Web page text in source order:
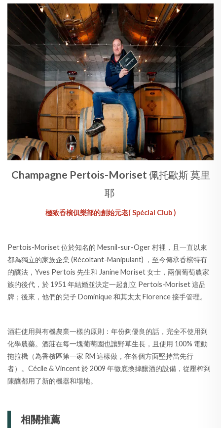
Champagne Pertois-Moriset 佩托歐斯 莫里
耶
極致香檳俱樂部的創始元老( Spécial Club )
Pertois-Moriset 位於知名的 Mesnil-sur-Oger 村裡，且一直以來
都為獨立的家族企業 (Récoltant-Manipulant) ，至今傳承香檳特有
的釀法，Yves Pertois 先生和 Janine Moriset 女士，兩個葡萄農家
族的後代，於 1951 年結婚並決定一起創立 Pertois-Moriset 這品
牌；後來，他們的兒子 Dominique 和其太太 Florence 接手管理。
酒莊使用與有機農業一樣的原則：年份夠優良的話，完全不使用到
化學農藥。酒莊在每一塊葡萄園也讓野草生長，且使用 100% 電動
拖拉機（為香檳區第一家 RM 這樣做，在各個方面堅持當先行
者）。Cécile & Vincent 於 2009 年徹底換掉釀酒的設備，從壓榨到
陳釀都用了新的機器和場地。
相關推薦